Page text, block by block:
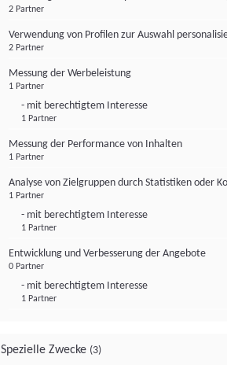
2 Partner
Verwendung von Profilen zur Auswahl
2 Partner
Messung der Werbeleistung
1 Partner
- mit berechtigtem Interesse
1 Partner
Messung der Performance von Inhalten
1 Partner
Analyse von Zielgruppen durch Statistiken oder
1 Partner
- mit berechtigtem Interesse
1 Partner
Entwicklung und Verbesserung der Angebote
0 Partner
- mit berechtigtem Interesse
1 Partner
Spezielle Zwecke (3)